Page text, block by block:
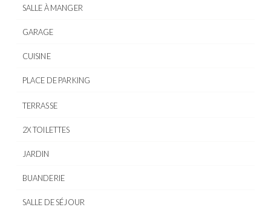
SALLE À MANGER
GARAGE
CUISINE
PLACE DE PARKING
TERRASSE
2X TOILETTES
JARDIN
BUANDERIE
SALLE DE SÉJOUR